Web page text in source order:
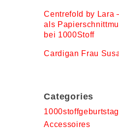
Centrefold by Lara
als
bei 1000Stoff
Cardigan Frau
Categories
1000stoffgeburtstag
Accessoires